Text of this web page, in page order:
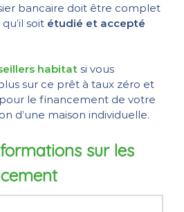
bancaire doit être complet
soit étudié et accepté
habitat si vous
sur ce prêt à taux zéro et
le financement de votre
d’une maison individuelle.
sur les